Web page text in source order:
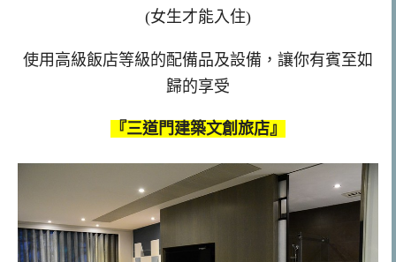
(女生才能入住)
使用高級飯店等級的配備品及設備，讓你有賓至如
歸的享受
『三道門建築文創旅店』